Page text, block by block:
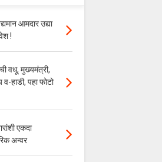
आमदार उद्या
!
वधू, मुख्यमंत्री,
व-हाडी, पहा फोटो
एकदा
अन्वर